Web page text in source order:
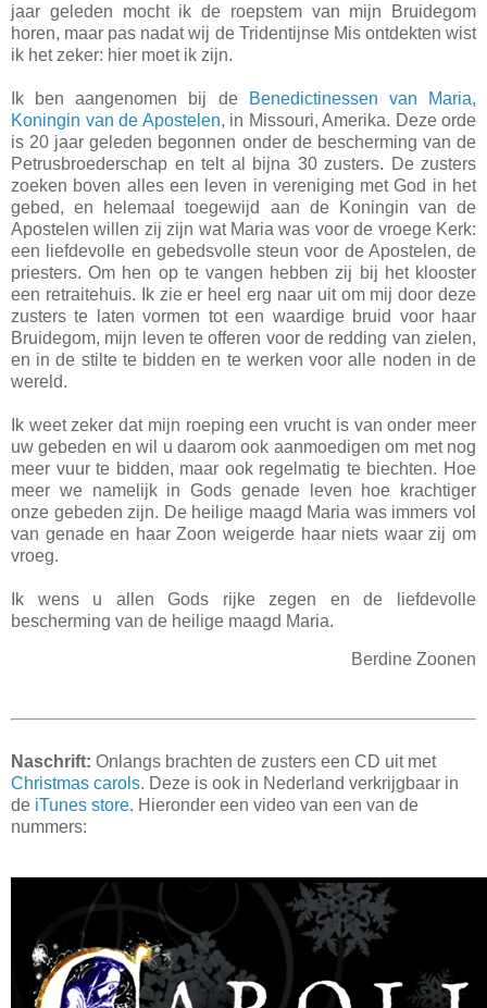
jaar geleden mocht ik de roepstem van mijn Bruidegom
horen, maar pas nadat wij de Tridentijnse Mis ontdekten wist
ik het zeker: hier moet ik zijn.
Ik ben aangenomen bij de
Benedictinessen van Maria,
Koningin van de Apostelen, in Missouri, Amerika. Deze orde
is 20 jaar geleden begonnen onder de bescherming van de
Petrusbroederschap en telt al bijna 30 zusters. De zusters
zoeken boven alles een leven in vereniging met God in het
gebed, en helemaal toegewijd aan de Koningin van de
Apostelen willen zij zijn wat Maria was voor de vroege Kerk:
een liefdevolle en gebedsvolle steun voor de Apostelen, de
priesters. Om hen op te vangen hebben zij bij het klooster
een retraitehuis. Ik zie er heel erg naar uit om mij door deze
zusters te laten vormen tot een waardige bruid voor haar
Bruidegom, mijn leven te offeren voor de redding van zielen,
en in de stilte te bidden en te werken voor alle noden in de
wereld.
Ik weet zeker dat mijn roeping een vrucht is van onder meer
uw gebeden en wil u daarom ook aanmoedigen om met nog
meer vuur te bidden, maar ook regelmatig te biechten. Hoe
meer we namelijk in Gods genade leven hoe krachtiger
onze gebeden zijn. De heilige maagd Maria was immers vol
van genade en haar Zoon weigerde haar niets waar zij om
vroeg.
Ik wens u allen Gods rijke zegen en de liefdevolle
bescherming van de heilige maagd Maria.
Berdine Zoonen
Naschrift: Onlangs brachten de zusters een CD uit met
Christmas carols. Deze is ook in Nederland verkrijgbaar in
de iTunes store. Hieronder een video van een van de
nummers: